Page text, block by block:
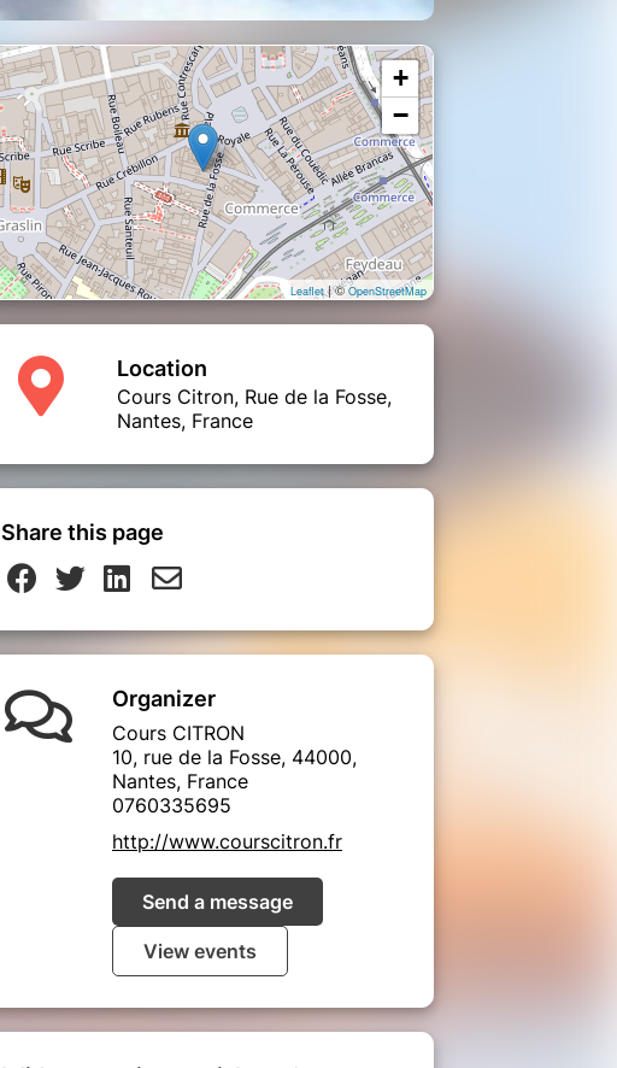
+
−
Leaflet| ©OpenStreetMap
Location
Cours Citron, Rue de la Fosse,
Nantes, France
Share this page
Organizer
Cours CITRON
10, rue de la Fosse, 44000,
Nantes, France
0760335695
http://www.courscitron.fr
Send a message
View events